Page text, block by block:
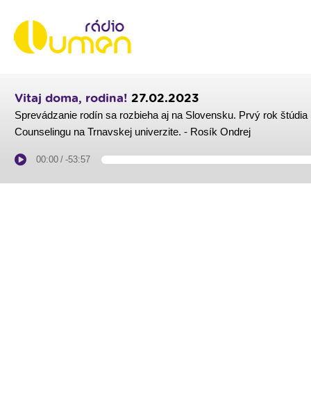
Vitaj doma, rodina! 27.02.2023
Sprevádzanie rodín sa rozbieha aj na Slovensku. Prvý rok štúdia
Counselingu na Trnavskej univerzite. - Rosík Ondrej
00:00 / -53:57